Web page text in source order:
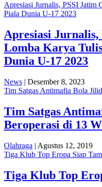
Apresiasi Jurnalis, PSSI Jatim
Piala Dunia U-17 2023
Apresiasi
Lomba Karya
Dunia U-17 2023
News | Desember 8, 2023
Tim Satgas Antimafia Bola
Tim Satgas
Beroperasi di 13
Olahraga | Agustus 12, 2019
Tiga Klub Top Eropa Siap
Tiga Klub Top